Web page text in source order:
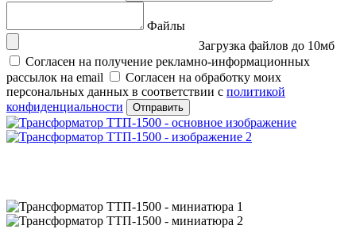
Файлы
Загрузка файлов до 10мб
Согласен на получение рекламно-информационных
рассылок на email
Согласен на обработку моих
персональных данных в соответствии с политикой
конфиденциальности
Отправить